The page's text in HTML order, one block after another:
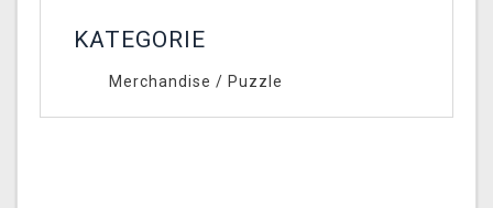
KATEGORIE
Merchandise / Puzzle